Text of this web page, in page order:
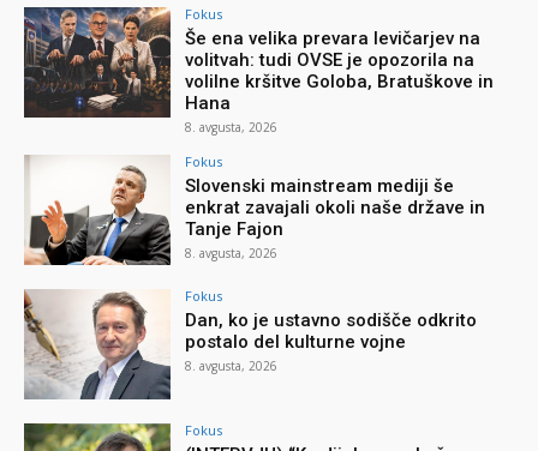
Fokus
Še ena velika prevara levičarjev na
volitvah: tudi OVSE je opozorila na
volilne kršitve Goloba, Bratuškove in
Hana
8. avgusta, 2026
Fokus
Slovenski mainstream mediji še
enkrat zavajali okoli naše države in
Tanje Fajon
8. avgusta, 2026
Fokus
Dan, ko je ustavno sodišče odkrito
postalo del kulturne vojne
8. avgusta, 2026
Fokus